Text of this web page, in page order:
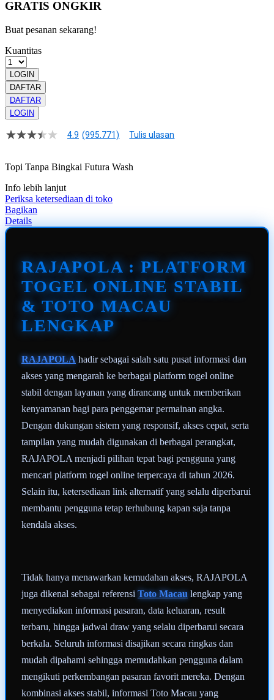
GRATIS ONGKIR
Buat pesanan sekarang!
Kuantitas
LOGIN
DAFTAR
DAFTAR
LOGIN
4.9
bintang,
rating
rata-
rata.
Read
13
halaman
4.9 (995.771) Tulis ulasan
Topi Tanpa Bingkai Futura Wash
Info lebih lanjut
Periksa ketersediaan di toko
Bagikan
Details
RAJAPOLA : PLATFORM
TOGEL ONLINE STABIL
& TOTO MACAU
LENGKAP
RAJAPOLA hadir sebagai salah satu pusat informasi dan
akses yang mengarah ke berbagai platform togel online
stabil dengan layanan yang dirancang untuk memberikan
kenyamanan bagi para penggemar permainan angka.
Dengan dukungan sistem yang responsif, akses cepat, serta
tampilan yang mudah digunakan di berbagai perangkat,
RAJAPOLA menjadi pilihan tepat bagi pengguna yang
mencari platform togel online terpercaya di tahun 2026.
Selain itu, ketersediaan link alternatif yang selalu diperbarui
membantu pengguna tetap terhubung kapan saja tanpa
kendala akses.
Tidak hanya menawarkan kemudahan akses, RAJAPOLA
juga dikenal sebagai referensi Toto Macaulengkap yang
menyediakan informasi pasaran, data keluaran, result
terbaru, hingga jadwal draw yang selalu diperbarui secara
berkala. Seluruh informasi disajikan secara ringkas dan
mudah dipahami sehingga memudahkan pengguna dalam
mengikuti perkembangan pasaran favorit mereka. Dengan
kombinasi akses stabil, informasi Toto Macau yang